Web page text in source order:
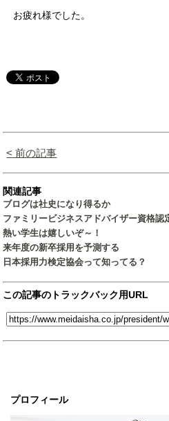
プロフィール
お疲れ様でした。
< 前の記事
関連記事
ブログは社史になり得るか
ファミリービジネスアドバイザー資格認
熱い学生は嬉しいぞ～！
来年度の新卒採用を予測する
日本採用力検定協会って知ってる？
この記事のトラックバック用URL